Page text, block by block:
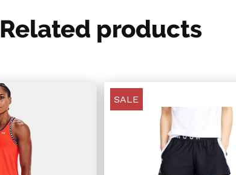
Related products
SALE